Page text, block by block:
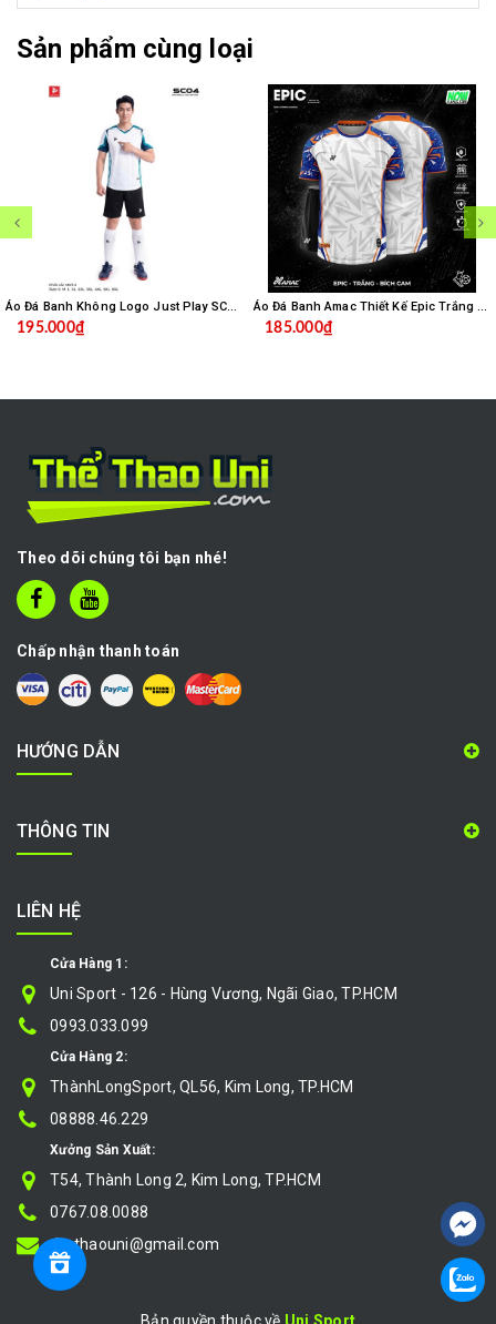
Sản phẩm cùng loại
Áo Đá Banh Không Logo Just Play SC04 - Trắng
195.000₫
Áo Đá Banh Amac Thiết Kế Epic Trắng Bích
185.000₫
Theo dõi chúng tôi bạn nhé!
Chấp nhận thanh toán
HƯỚNG DẪN
THÔNG TIN
LIÊN HỆ
Cửa Hàng 1:
Uni Sport - 126 - Hùng Vương, Ngãi Giao, TP.HCM
0993.033.099
Cửa Hàng 2:
ThànhLongSport, QL56, Kim Long, TP.HCM
08888.46.229
Xưởng Sản Xuất:
T54, Thành Long 2, Kim Long, TP.HCM
0767.08.0088
thethaouni@gmail.com